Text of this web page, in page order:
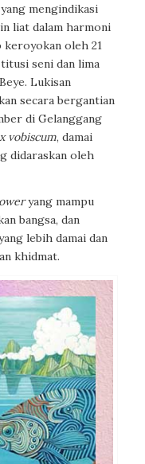
mengindikasi
liat dalam harmoni
keroyokan oleh 21
seni dan lima
Lukisan
secara bergantian
di Gelanggang
vobiscum, damai
didaraskan oleh
yang mampu
bangsa, dan
lebih damai dan
khidmat.